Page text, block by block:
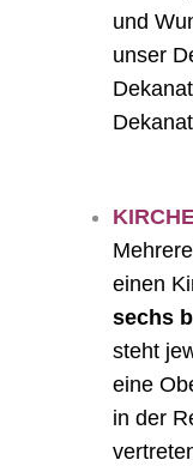
und
unser
einen
sechs
steht
eine
in der